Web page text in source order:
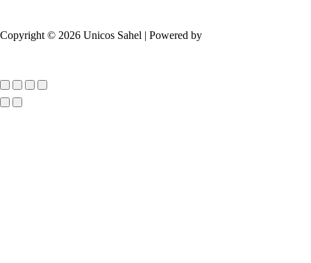
Copyright © 2026 Unicos Sahel | Powered by
Défiler
vers